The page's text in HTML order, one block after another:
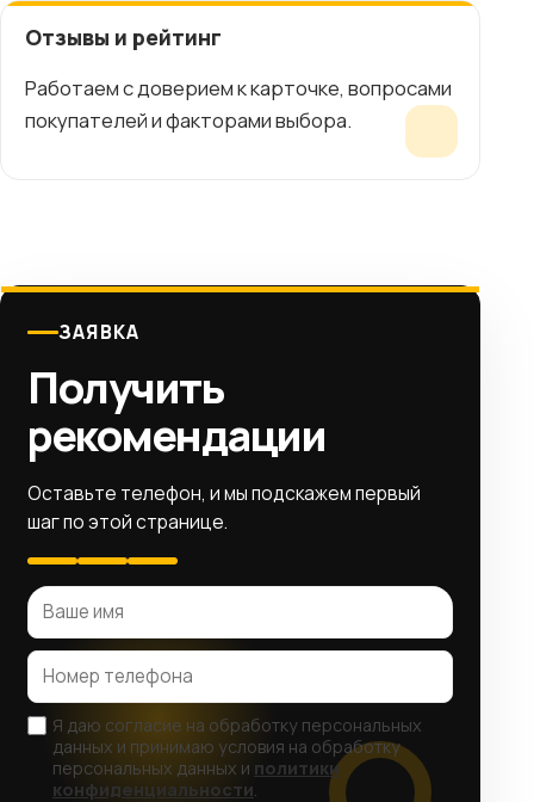
Отзывы и рейтинг
Работаем с доверием к карточке, вопросами
покупателей и факторами выбора.
ЗАЯВКА
Получить
рекомендации
Оставьте телефон, и мы подскажем первый
шаг по этой странице.
Я даю согласие на обработку персональных
данных и принимаю условия на обработку
персональных данных и политики
конфиденциальности.